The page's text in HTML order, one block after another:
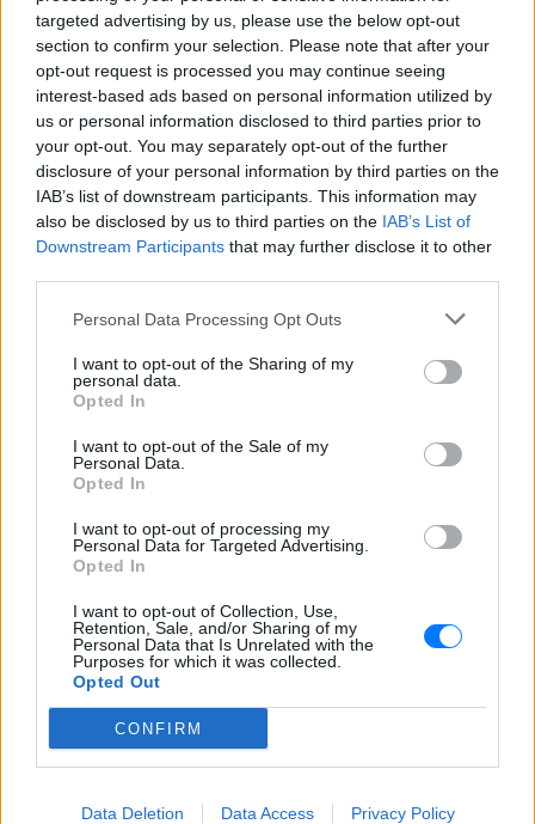
targeted advertising by us, please use the below opt-out
section to confirm your selection. Please note that after your
opt-out request is processed you may continue seeing
interest-based ads based on personal information utilized by
us or personal information disclosed to third parties prior to
your opt-out. You may separately opt-out of the further
disclosure of your personal information by third parties on the
IAB’s list of downstream participants. This information may
also be disclosed by us to third parties on the IAB’s List of
Downstream Participants that may further disclose it to other
Personal Data Processing Opt Outs
I want to opt-out of the Sharing of my
personal data.
Opted In
I want to opt-out of the Sale of my
Personal Data.
Opted In
I want to opt-out of processing my
Personal Data for Targeted Advertising.
Opted In
I want to opt-out of Collection, Use,
Retention, Sale, and/or Sharing of my
Personal Data that Is Unrelated with the
Purposes for which it was collected.
Opted Out
CONFIRM
Data Deletion Data Access Privacy Policy
Ακολουθήστε το E-Radio.gr στοGoogle News
και μάθετε πρώτοι
τα πιο hot νέα
Για ακόμη περισσότερανέα , μπείτε στηνροή
ειδήσεωντου E-Daily.gr
Ακολουθήστε το E-Radio.gr και στο Instagram